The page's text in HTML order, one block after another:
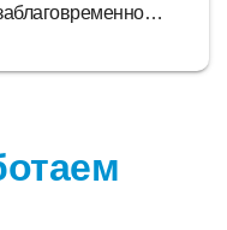
быстро и в
еще и